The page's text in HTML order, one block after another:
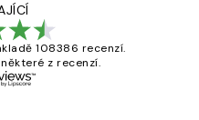
108386 recenzí.
z recenzí.